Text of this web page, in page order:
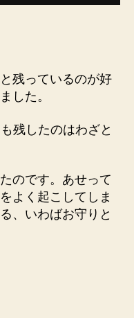
残っているのが好
した。
残したのはわざと
のです。あせって
よく起こしてしま
、いわばお守りと